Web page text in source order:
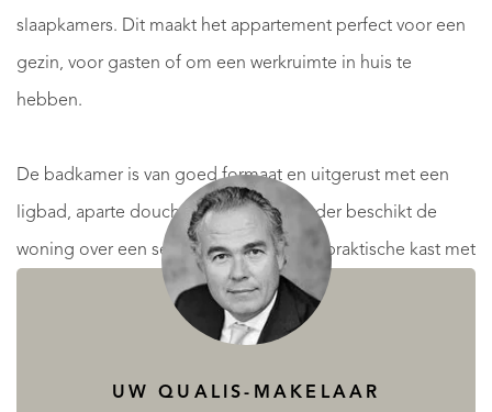
slaapkamers. Dit maakt het appartement perfect voor een
gezin, voor gasten of om een werkruimte in huis te
hebben.
De badkamer is van goed formaat en uitgerust met een
ligbad, aparte douche en wastafel. Verder beschikt de
woning over een separaat toilet en een praktische kast met
wasmachine-en droger aansluiting, naast de extra
Het balkon, gelegen op het zuiden, biedt een aangenaam
UW QUALIS-MAKELAAR